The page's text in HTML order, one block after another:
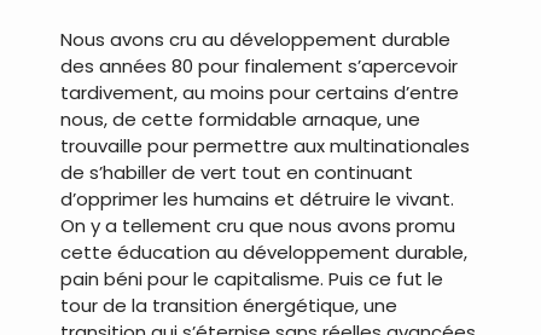
Nous avons cru au développement durable
des années 80 pour finalement s’apercevoir
tardivement, au moins pour certains d’entre
nous, de cette formidable arnaque, une
trouvaille pour permettre aux multinationales
de s’habiller de vert tout en continuant
d’opprimer les humains et détruire le vivant.
On y a tellement cru que nous avons promu
cette éducation au développement durable,
pain béni pour le capitalisme. Puis ce fut le
tour de la transition énergétique, une